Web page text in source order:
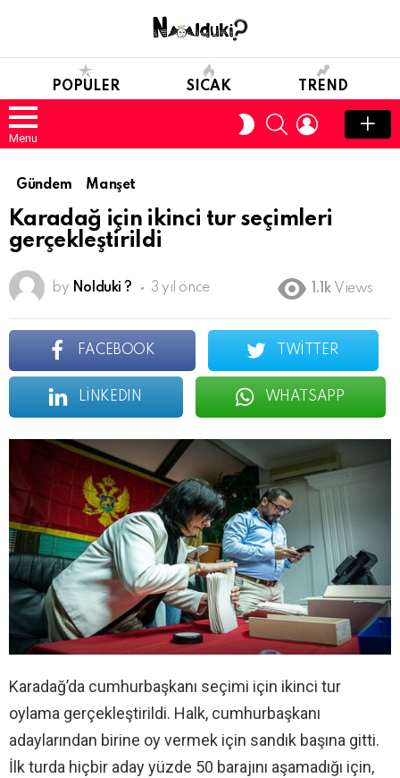
POPULER SICAK TREND
Menu
SWITCH
SKIN
SEARCHLOGIN
Gündem Manşet
Karadağ için ikinci tur seçimleri
gerçekleştirildi
by Nolduki ? 3 yıl önce 1.1k Views
FACEBOOK TWITTER
LINKEDIN WHATSAPP
Karadağ’da cumhurbaşkanı seçimi için ikinci tur
oylama gerçekleştirildi. Halk, cumhurbaşkanı
adaylarından birine oy vermek için sandık başına gitti.
İlk turda hiçbir aday yüzde 50 barajını aşamadığı için,